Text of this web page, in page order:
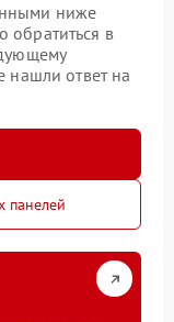
ниже
обратиться в
нашли ответ на
панелей